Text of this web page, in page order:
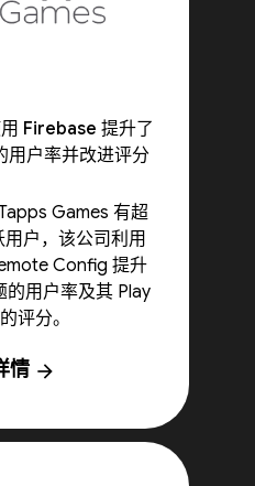
Firebase 提升了
用户率并改进评分
Games 有超
户，该公司利用
Config 提升
的用户率及其 Play
评分。
情 arrow_forward